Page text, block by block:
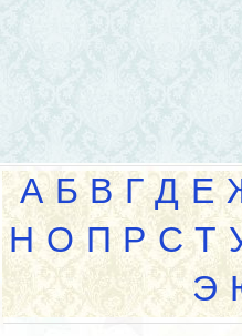
А Б В Г Д Е
Н О П Р С Т
Э